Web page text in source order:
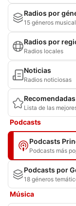
Radios por
15 géneros
Radios por
Radios locales
Noticias
Radios noticiosas
Recomendadas
Lista de las
Podcasts
Podcasts
Podcasts más
Podcasts por
18 géneros
Música